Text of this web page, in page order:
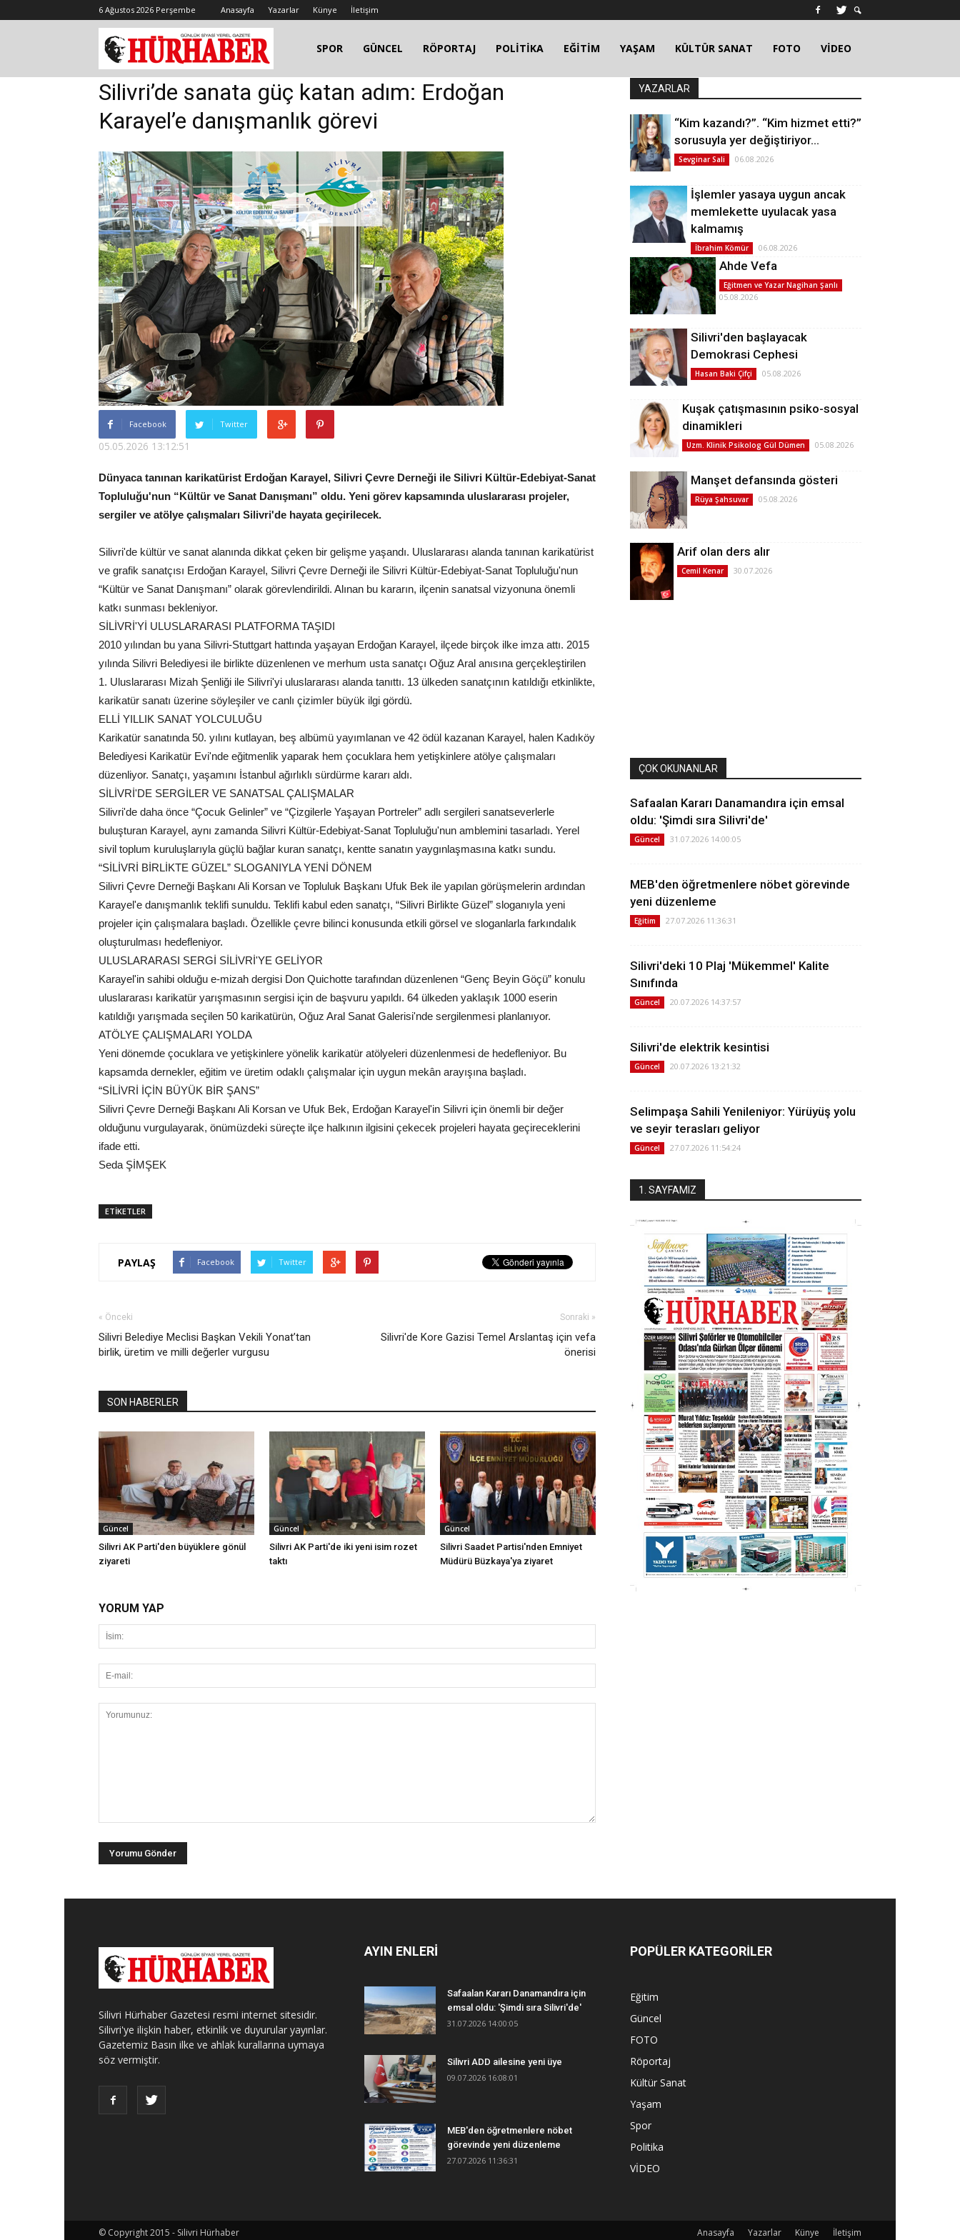
6 Ağustos 2026 Perşembe Anasayfa Yazarlar Künye İletişim
SPOR GÜNCEL RÖPORTAJ POLİTİKA EĞİTİM YAŞAM KÜLTÜR SANAT FOTO VİDEO
Silivri’de sanata güç katan adım: Erdoğan
Karayel’e danışmanlık görevi
Facebook Twitter
05.05.2026 13:12:51
Dünyaca tanınan karikatürist Erdoğan Karayel, Silivri Çevre Derneği ile Silivri Kültür-Edebiyat-Sanat
Topluluğu'nun “Kültür ve Sanat Danışmanı” oldu. Yeni görev kapsamında uluslararası projeler,
sergiler ve atölye çalışmaları Silivri'de hayata geçirilecek.
Silivri'de kültür ve sanat alanında dikkat çeken bir gelişme yaşandı. Uluslararası alanda tanınan karikatürist
ve grafik sanatçısı Erdoğan Karayel, Silivri Çevre Derneği ile Silivri Kültür-Edebiyat-Sanat Topluluğu'nun
“Kültür ve Sanat Danışmanı” olarak görevlendirildi. Alınan bu kararın, ilçenin sanatsal vizyonuna önemli
katkı sunması bekleniyor.
SİLİVRİ'Yİ ULUSLARARASI PLATFORMA TAŞIDI
2010 yılından bu yana Silivri-Stuttgart hattında yaşayan Erdoğan Karayel, ilçede birçok ilke imza attı. 2015
yılında Silivri Belediyesi ile birlikte düzenlenen ve merhum usta sanatçı Oğuz Aral anısına gerçekleştirilen
1. Uluslararası Mizah Şenliği ile Silivri'yi uluslararası alanda tanıttı. 13 ülkeden sanatçının katıldığı etkinlikte,
karikatür sanatı üzerine söyleşiler ve canlı çizimler büyük ilgi gördü.
ELLİ YILLIK SANAT YOLCULUĞU
Karikatür sanatında 50. yılını kutlayan, beş albümü yayımlanan ve 42 ödül kazanan Karayel, halen Kadıköy
Belediyesi Karikatür Evi'nde eğitmenlik yaparak hem çocuklara hem yetişkinlere atölye çalışmaları
düzenliyor. Sanatçı, yaşamını İstanbul ağırlıklı sürdürme kararı aldı.
SİLİVRİ'DE SERGİLER VE SANATSAL ÇALIŞMALAR
Silivri'de daha önce “Çocuk Gelinler” ve “Çizgilerle Yaşayan Portreler” adlı sergileri sanatseverlerle
buluşturan Karayel, aynı zamanda Silivri Kültür-Edebiyat-Sanat Topluluğu'nun amblemini tasarladı. Yerel
sivil toplum kuruluşlarıyla güçlü bağlar kuran sanatçı, kentte sanatın yaygınlaşmasına katkı sundu.
“SİLİVRİ BİRLİKTE GÜZEL” SLOGANIYLA YENİ DÖNEM
Silivri Çevre Derneği Başkanı Ali Korsan ve Topluluk Başkanı Ufuk Bek ile yapılan görüşmelerin ardından
Karayel'e danışmanlık teklifi sunuldu. Teklifi kabul eden sanatçı, “Silivri Birlikte Güzel” sloganıyla yeni
projeler için çalışmalara başladı. Özellikle çevre bilinci konusunda etkili görsel ve sloganlarla farkındalık
oluşturulması hedefleniyor.
ULUSLARARASI SERGİ SİLİVRİ'YE GELİYOR
Karayel'in sahibi olduğu e-mizah dergisi Don Quichotte tarafından düzenlenen “Genç Beyin Göçü” konulu
uluslararası karikatür yarışmasının sergisi için de başvuru yapıldı. 64 ülkeden yaklaşık 1000 eserin
katıldığı yarışmada seçilen 50 karikatürün, Oğuz Aral Sanat Galerisi'nde sergilenmesi planlanıyor.
ATÖLYE ÇALIŞMALARI YOLDA
Yeni dönemde çocuklara ve yetişkinlere yönelik karikatür atölyeleri düzenlenmesi de hedefleniyor. Bu
kapsamda dernekler, eğitim ve üretim odaklı çalışmalar için uygun mekân arayışına başladı.
“SİLİVRİ İÇİN BÜYÜK BİR ŞANS”
Silivri Çevre Derneği Başkanı Ali Korsan ve Ufuk Bek, Erdoğan Karayel'in Silivri için önemli bir değer
olduğunu vurgulayarak, önümüzdeki süreçte ilçe halkının ilgisini çekecek projeleri hayata geçireceklerini
ifade etti.
Seda ŞİMŞEK
ETİKETLER
PAYLAŞ Facebook Twitter
« Önceki
Silivri Belediye Meclisi Başkan Vekili Yonat’tan
birlik, üretim ve milli değerler vurgusu
Sonraki »
Silivri'de Kore Gazisi Temel Arslantaş için vefa
önerisi
SON HABERLER
Güncel
Silivri AK Parti'den büyüklere gönül
ziyareti
Güncel
Silivri AK Parti'de iki yeni isim rozet
taktı
Güncel
Silivri Saadet Partisi'nden Emniyet
Müdürü Büzkaya'ya ziyaret
YORUM YAP
YAZARLAR
“Kim kazandı?”. “Kim hizmet etti?”
sorusuyla yer değiştiriyor…
Sevginar Sali 06.08.2026
İşlemler yasaya uygun ancak
memlekette uyulacak yasa
kalmamış
İbrahim Kömür 06.08.2026
Ahde Vefa
Eğitmen ve Yazar Nagihan Şanlı
05.08.2026
Silivri'den başlayacak
Demokrasi Cephesi
Hasan Baki Çifçi 05.08.2026
Kuşak çatışmasının psiko-sosyal
dinamikleri
Uzm. Klinik Psikolog Gül Dümen 05.08.2026
Manşet defansında gösteri
Rüya Şahsuvar 05.08.2026
Arif olan ders alır
Cemil Kenar 30.07.2026
ÇOK OKUNANLAR
Safaalan Kararı Danamandıra için emsal
oldu: 'Şimdi sıra Silivri'de'
Güncel 31.07.2026 14:00:05
MEB'den öğretmenlere nöbet görevinde
yeni düzenleme
Eğitim 27.07.2026 11:36:31
Silivri'deki 10 Plaj 'Mükemmel' Kalite
Sınıfında
Güncel 20.07.2026 14:37:57
Silivri'de elektrik kesintisi
Güncel 20.07.2026 13:21:32
Selimpaşa Sahili Yenileniyor: Yürüyüş yolu
ve seyir terasları geliyor
Güncel 27.07.2026 11:54:24
1. SAYFAMIZ
Silivri Hürhaber Gazetesi resmi internet sitesidir.
Silivri'ye ilişkin haber, etkinlik ve duyurular yayınlar.
Gazetemiz Basın ilke ve ahlak kurallarına uymaya
söz vermiştir.
AYIN ENLERİ
Safaalan Kararı Danamandıra için
emsal oldu: 'Şimdi sıra Silivri'de'
31.07.2026 14:00:05
Silivri ADD ailesine yeni üye
09.07.2026 16:08:01
MEB'den öğretmenlere nöbet
görevinde yeni düzenleme
27.07.2026 11:36:31
POPÜLER KATEGORİLER
Eğitim
Güncel
FOTO
Röportaj
Kültür Sanat
Yaşam
Spor
Politika
VİDEO
Anasayfa Yazarlar Künye İletişim
© Copyright 2015 - Silivri Hürhaber